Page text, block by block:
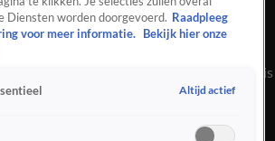
ter controle naar het ziekenhuis
woning aan de Ferdinand Bolstraat in
een woordvoerder van de veiligheidsregio
Diensten worden doorgevoerd. Raadpleeg
voor meer informatie.
Bekijk hier onze
Altijd actief